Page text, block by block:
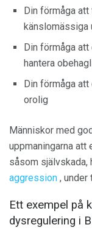
Din förmåga
känslomässiga
Din förmåga
hantera
Din förmåga
orolig
Människor med
uppmaningarna att
såsom
aggression ,
Ett exempel på
dysregulering i